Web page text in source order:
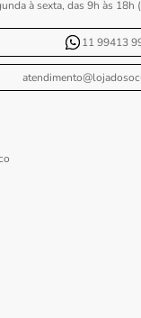
à sexta, das 9h às 18h
11 99413